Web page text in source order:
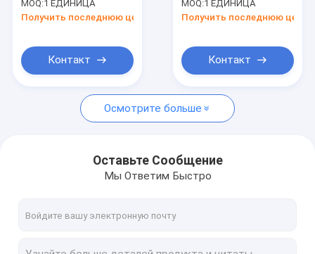
Новости
Спросите цитату
Шина рисбермы авиапорта
Самоходные лестницы пассажира
большой емкости
51 Aero с
MOQ:1 ЕДИНИЦА
Получить последнюю цену
Контакт
Vip 51 пассажира
Aero
MOQ:1 ЕДИНИЦА
Получить последнюю цену
Контакт
Осмотрите больше
Оставьте Сообщение
Мы Ответим Быстро